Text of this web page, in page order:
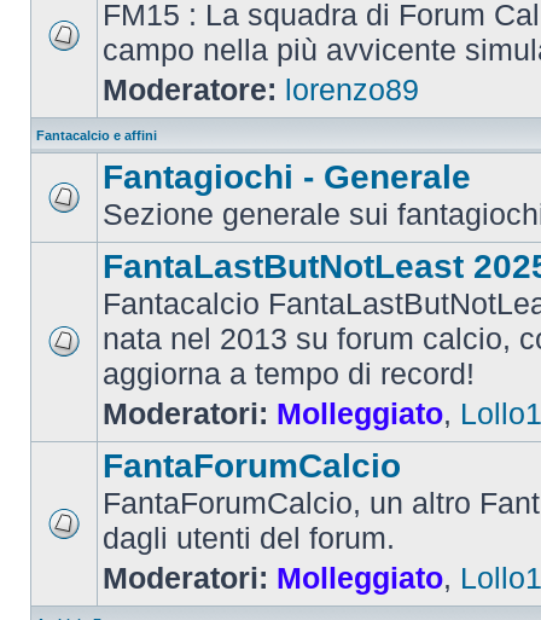
FM15 : La squadra di Forum
campo nella più avvicente
Moderatore: lorenzo89
Fantacalcio e affini
Fantagiochi - Generale
Sezione generale sui
FantaLastButNotLeast
Fantacalcio
nata nel 2013 su forum calcio,
aggiorna a tempo di record!
Moderatori: Molleggiato,
FantaForumCalcio
FantaForumCalcio, un altro
dagli utenti del forum.
Moderatori: Molleggiato,